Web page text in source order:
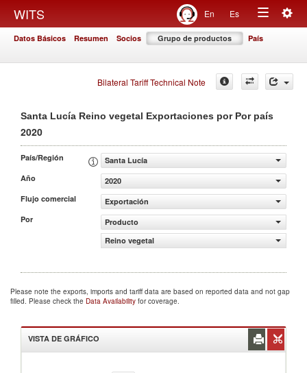
WITS En Es
Toggle
Datos Básicos Resumen Socios Grupo de productos País
Bilateral Tariff Technical Note
Santa Lucía Reino vegetal Exportaciones por Por país
2020
País/Región
Santa Lucía
Año
2020
Flujo comercial
Exportación
Por
Producto
Reino vegetal
Please note the exports, imports and tariff data are based on reported data and not gap
filled. Please check the Data Availability for coverage.
VISTA DE GRÁFICO